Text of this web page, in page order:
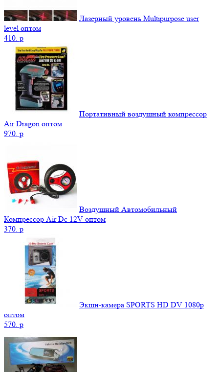
Лазерный уровень Multipurpose user
level оптом
410. p
Портативный воздушный компрессор
Air Dragon оптом
970. p
Воздушный Автомобильный
Компрессор Air Dc 12V оптом
370. p
Экшн-камера SPORTS HD DV 1080р
оптом
570. p